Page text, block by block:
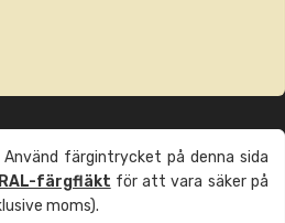
färgintrycket på denna sida
färgfläkt för att vara säker på
moms).
Leinster Home and